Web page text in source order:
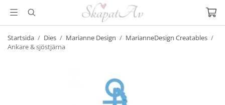
Startsida / Dies / Marianne Design / MarianneDesign Creatables /
Ankare & sjöstjärna